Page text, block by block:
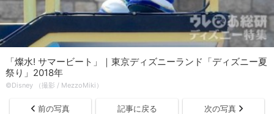
「燦水! サマービート」｜東京ディズニーランド「ディズニー夏
祭り」2018年
©Disney （撮影 / MezzoMiki）
前の写真 記事に戻る 次の写真